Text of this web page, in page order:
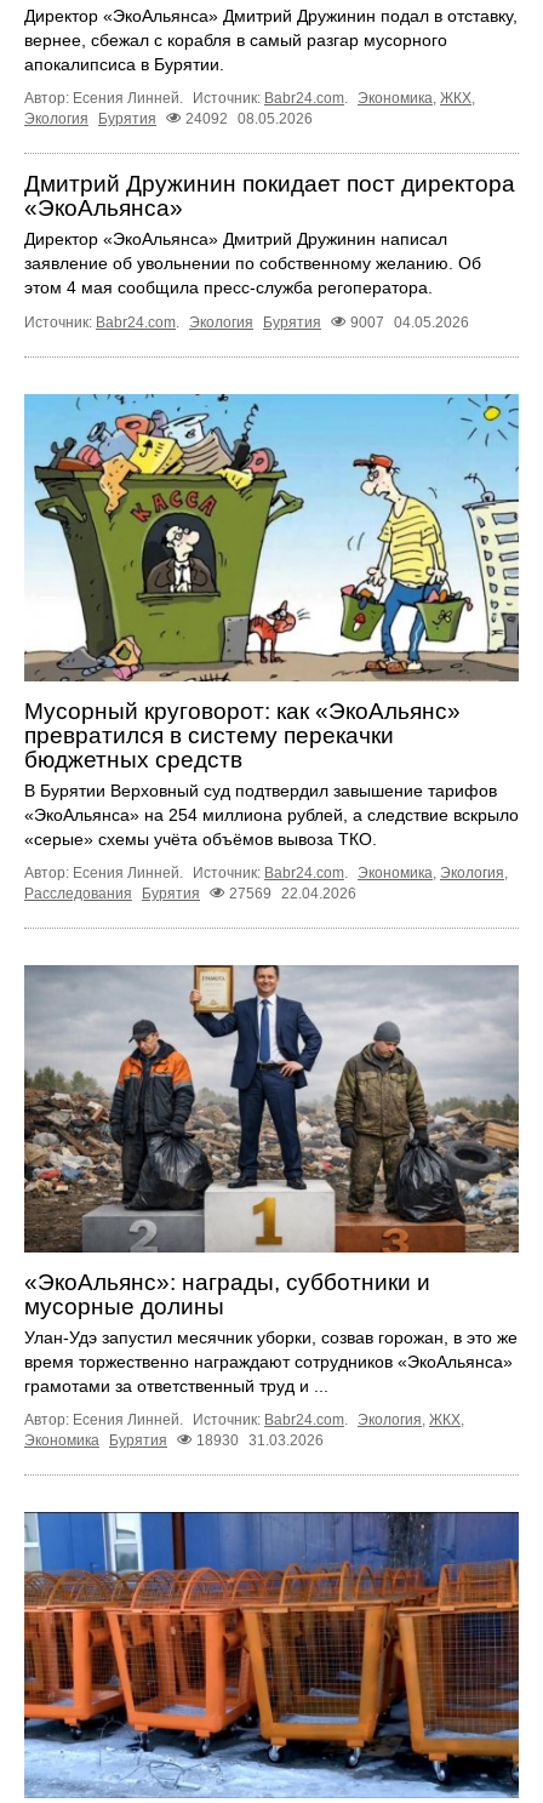
Директор «ЭкоАльянса» Дмитрий Дружинин подал в отставку,
вернее, сбежал с корабля в самый разгар мусорного
апокалипсиса в Бурятии.
Автор: Есения Линней. Источник: Babr24.com. Экономика, ЖКХ,
Экология
Бурятия 24092 08.05.2026
Дмитрий Дружинин покидает пост директора
«ЭкоАльянса»
Директор «ЭкоАльянса» Дмитрий Дружинин написал
заявление об увольнении по собственному желанию. Об
этом 4 мая сообщила пресс-служба регоператора.
Источник: Babr24.com. Экология Бурятия 9007 04.05.2026
Мусорный круговорот: как «ЭкоАльянс»
превратился в систему перекачки
бюджетных средств
В Бурятии Верховный суд подтвердил завышение тарифов
«ЭкоАльянса» на 254 миллиона рублей, а следствие вскрыло
«серые» схемы учёта объёмов вывоза ТКО.
Автор: Есения Линней. Источник: Babr24.com. Экономика, Экология,
Расследования
Бурятия 27569 22.04.2026
«ЭкоАльянс»: награды, субботники и
мусорные долины
Улан-Удэ запустил месячник уборки, созвав горожан, в это же
время торжественно награждают сотрудников «ЭкоАльянса»
грамотами за ответственный труд и ...
Автор: Есения Линней. Источник: Babr24.com Экология ЖКХ
Экономика
Бурятия 18930 31.03.2026